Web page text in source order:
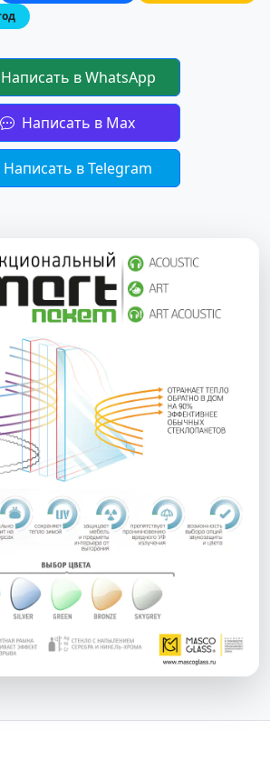
Написать в WhatsApp
Написать в Max
Написать в Telegram